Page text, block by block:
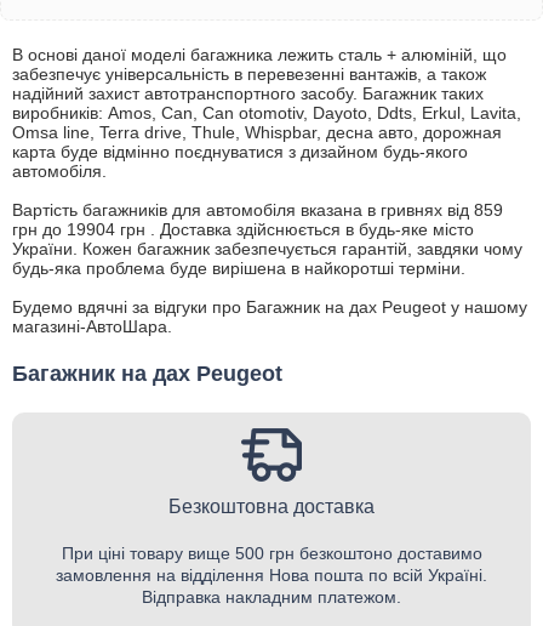
В основі даної моделі багажника лежить сталь + алюміній, що
забезпечує універсальність в перевезенні вантажів, а також
надійний захист автотранспортного засобу. Багажник таких
виробників: Amos, Can, Can otomotiv, Dayoto, Ddts, Erkul, Lavita,
Omsa line, Terra drive, Thule, Whispbar, десна авто, дорожная
карта буде відмінно поєднуватися з дизайном будь-якого
автомобіля.
Вартість багажників для автомобіля вказана в гривнях від 859
грн до 19904 грн . Доставка здійснюється в будь-яке місто
України. Кожен багажник забезпечується гарантій, завдяки чому
будь-яка проблема буде вирішена в найкоротші терміни.
Будемо вдячні за відгуки про Багажник на дах Peugeot у нашому
магазині-АвтоШара.
Багажник на дах Peugeot
Безкоштовна доставка
При ціні товару вище 500 грн безкоштоно доставимо
замовлення на відділення Нова пошта по всій Україні.
Відправка накладним платежом.